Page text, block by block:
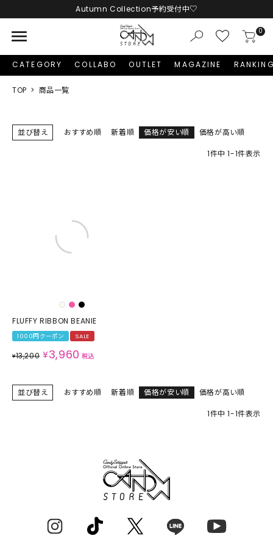
Autumn Collection予約受付中♡
menu 0
CATEGORY COLLABO OUTLET MAGAZINE
TOP 商品一覧
並び替え おすすめ順 新着順 価格が安い順 価格が高い順
1件中 1-1件表示
FLUFFY RIBBON BEANIE
1000円クーポン SALE
¥13,200 ¥3,960 税込
並び替え おすすめ順 新着順 価格が安い順 価格が高い順
1件中 1-1件表示